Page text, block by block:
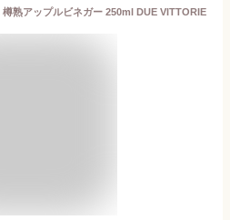
樽熟アップルビネガー 250ml DUE VITTORIE